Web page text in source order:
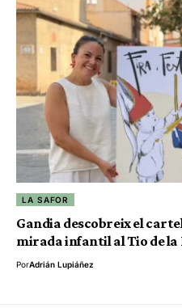
LA SAFOR
Gandia descobreix el
mirada infantil al Tio de la
PorAdrián Lupiáñez